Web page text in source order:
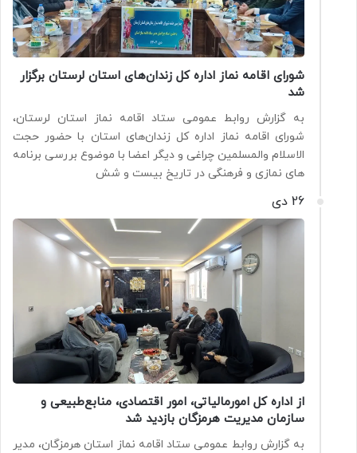
شورای اقامه نماز اداره کل زندان‌های استان لرستان برگزار
شد
به گزارش روابط عمومی ستاد اقامه نماز استان لرستان،
شورای اقامه نماز اداره کل زندان‌های استان با حضور حجت
الاسلام والمسلمین چراغی و دیگر اعضا با موضوع بررسی برنامه
های نمازی و فرهنگی در تاريخ بیست و شش
26 دی
از اداره کل امورمالیاتی، امور اقتصادی، منابع‌طبیعی و
سازمان مدیریت هرمزگان بازدید شد
به گزارش روابط عمومی ستاد اقامه نماز استان هرمزگان، مدیر